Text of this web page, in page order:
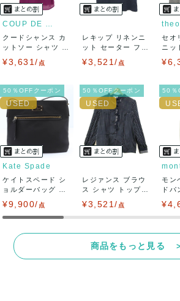
りますので、トラブルを避けるため、神
品を求められる方は御購入をお控えくだ
また商品には細心の注意をはらっており
ましたら、レビュー記載前に必ずコメン
い致します。対応できることがあれば、
また並行輸入品もございますので、真贋
ない場合もございます。
万が一、購入後に偽造品等が発覚しまし
決済方法
COUP DE CHANCE
クードシャンス カ
ットソー シャツ 半
¥3,631/ 点
レキップ リネンニ
ット セーター フレ
¥3,521/ 点
セオ
ニッ
50％OFFクーポン
Kate Spade
ケイトスペード シ
ョルダーバッグ ナ
¥9,900/ 点
50％OFFクーポン
レジァンス ブラウ
ス シャツ トップス
¥3,521/ 点
50％
モン
ドパ
商品をもっと見る